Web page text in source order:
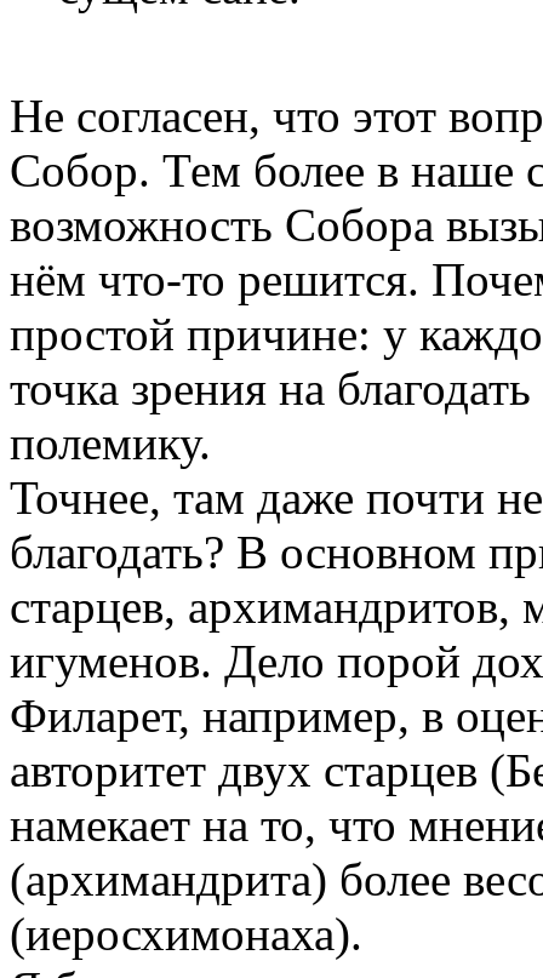
Не согласен, что этот
Собор. Тем более в наше
возможность Собора
нём что-то решится.
простой причине: у
точка зрения на
полемику.
Точнее, там даже почти
благодать? В основном
старцев, архимандритов,
игуменов. Дело порой
Филарет, например, в
авторитет двух старцев
намекает на то, что
(архимандрита) более
(иеросхимонаха).